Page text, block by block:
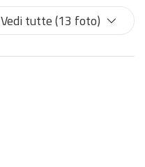
Vedi tutte (13 foto)